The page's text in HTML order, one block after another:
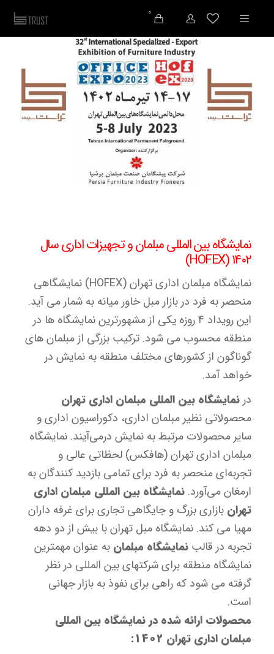
0
نمایشگاه بین المللی مبلمان و تجهیزات اداری سال
۱۴۰۲ (HOFEX)
نمایشگاه مبلمان اداری تهران (HOFEX) نمایشگاهی
منحصر به فرد در بازار مبل خاور میانه به شمار می آید.
این رویداد 4 روزه یکی از مشهورترین نمایشگاه ها در
منطقه محسوب می شود. ترکیب بزرگی از مبلمان های
گوناگون از کشورهای مختلف منطقه به نمایش در
خواهد آمد.
درنمایشگاه بین المللی مبلمان اداری تهران
محصولاتی نظیر مبلمان اداری، دکوراسیون اداری و
سایر محصولات مرتبط به نمایش درمی‌آیند. نمایشگاه
مبلمان اداری تهران (هافکس) لحظاتی عالی و
تجربه‌ای منحصر به فرد برای تمامی بازدید کنندگان به
ارمغان می‌آورد.نمایشگاه بین المللی مبلمان اداری
تهران بازاری بزرگ و جایگاهی تجاری برای غرفه داران
مهیا می کند. نمایشگاه مبل تهران با بیش از دو دهه
تجربه در قالبنمایشگاه مبلمان به عنوان مهمترین
نمایشگاه منطقه برای شرکتهای بین المللی در نظر
گرفته می شود که راهی برای نفوذ به بازار جهانی
است.
محصولات ارائه شده در نمایشگاه بین المللی
مبلمان اداری تهران 1402: